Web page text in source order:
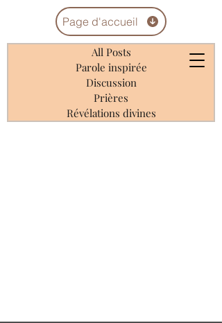
Page d'accueil
All Posts
Parole inspirée
Discussion
Prières
Révélations divines